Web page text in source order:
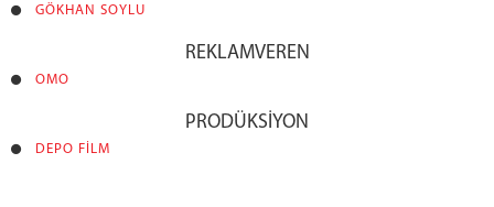
GÖKHAN SOYLU
REKLAMVEREN
OMO
PRODÜKSİYON
DEPO FİLM